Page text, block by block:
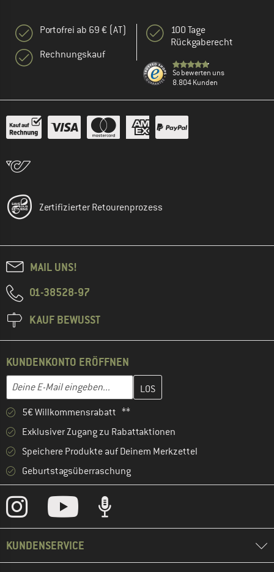
Portofrei ab 69 € (AT)
Rechnungskauf
100 Tage
Rückgaberecht
So bewerten uns
8.804 Kunden
Zertifizierter Retourenprozess
MAIL UNS!
01-38528-97
KAUF BEWUSST
KUNDENKONTO ERÖFFNEN
E-Mail-Adresse
Gib hier deine E-Mail-Adresse ein und erstelle im nächsten
5€ Willkommensrabatt **
Exklusiver Zugang zu Rabattaktionen
Speichere Produkte auf Deinem Merkzettel
Geburtstagsüberraschung
KUNDENSERVICE